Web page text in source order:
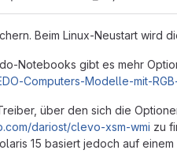
Beim Linux-Neustart wird
Notebooks gibt es mehr
Computers-Modelle-mit-
über den sich die
dariost/clevo-xsm-wmi zu
15 basiert jedoch auf